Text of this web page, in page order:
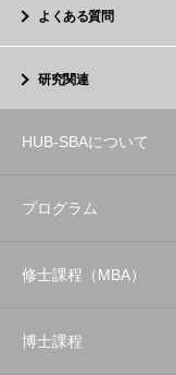
よくある質問
研究関連
HUB-SBAについて
プログラム
修士課程（MBA）
博士課程